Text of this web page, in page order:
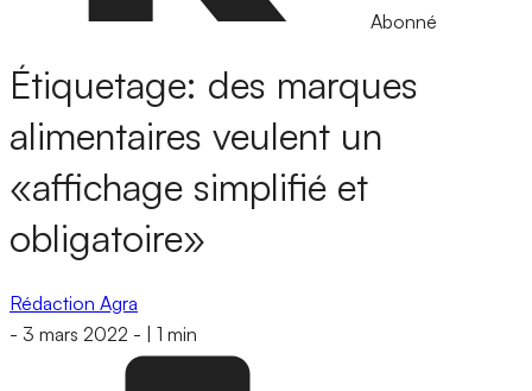
Abonné
Étiquetage: des marques
alimentaires veulent un
«affichage simplifié et
obligatoire»
Rédaction Agra
- 3 mars 2022 - 1 min